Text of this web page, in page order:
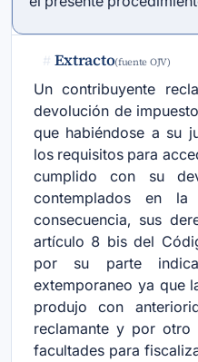
# Extracto(fuente OJV)
Un contribuyente
devolución de
que habiéndose a su
los requisitos para
cumplido con su
contemplados en la
consecuencia, sus
artículo 8 bis del
por su parte
extemporaneo ya que
produjo con
reclamante y por
facultades para